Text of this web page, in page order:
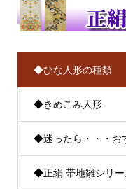
◆ひな人形の種類
◆きめこみ人形
◆迷ったら・・・お
◆正絹 帯地雛シリ